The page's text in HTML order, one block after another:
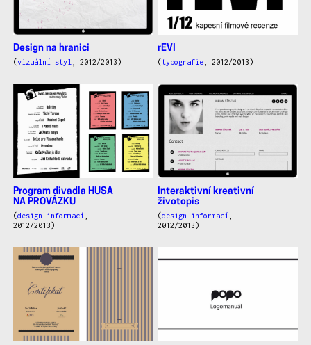
Design na hranici
(vizuální styl , 2012/2013)
rEVI
( typografie , 2012/2013)
Program divadla HUSA
NA PROVÁZKU
(design informací
2012/2013)
Interaktivní kreativní
životopis
(design informací
2012/2013)